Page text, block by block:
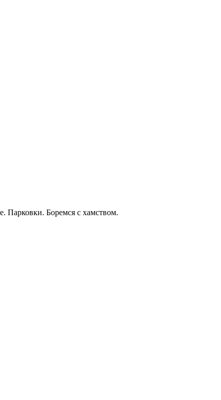
Парковки. Боремся с хамством.